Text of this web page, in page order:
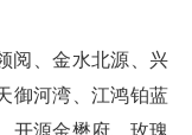
阅、金水北源、兴
御河湾、江鸿铂蓝
开源金懋府、玫瑰